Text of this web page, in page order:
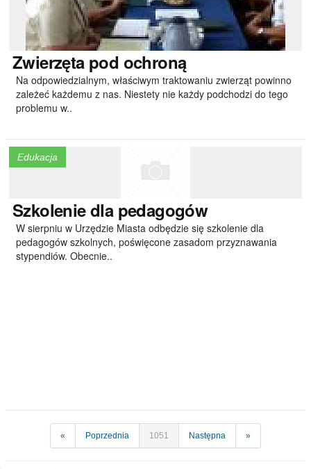
Zwierzętapod ochroną
Na odpowiedzialnym, właściwym traktowaniu zwierząt powinno
zależeć każdemu z nas. Niestety nie każdy podchodzi do tego
problemu w..
Edukacja
Szkoleniedla pedagogów
W sierpniu w Urzędzie Miasta odbędzie się szkolenie dla
pedagogów szkolnych, poświęcone zasadom przyznawania
stypendiów. Obecnie..
« Poprzednia 1051 Następna »